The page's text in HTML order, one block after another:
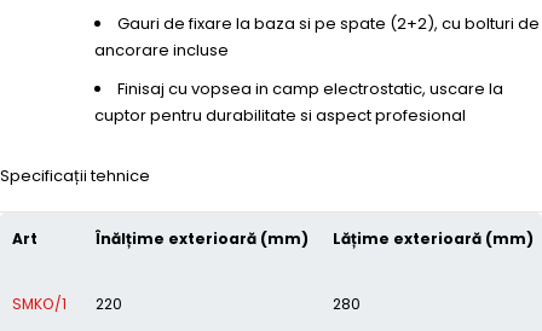
Gauri de fixare la baza si pe spate (2+2), cu bolturi de
ancorare incluse
Finisaj cu vopsea in camp electrostatic, uscare la
cuptor pentru durabilitate si aspect profesional
Specificații tehnice
Art Înălțime exterioară (mm) Lățime exterioară (mm)
SMKO/1 220 280